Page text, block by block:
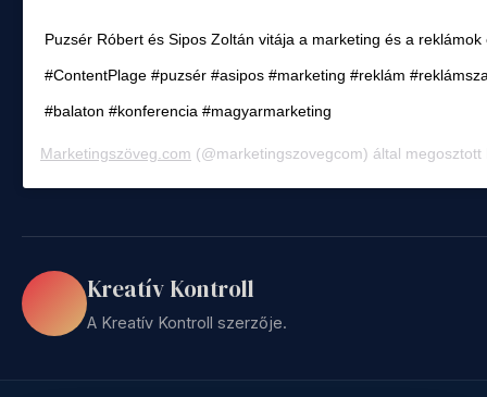
Puzsér Róbert és Sipos Zoltán vitája a marketing és a reklámok
#ContentPlage #puzsér #asipos #marketing #reklám
#balaton #konferencia #magyarmarketing
Marketingszöveg.com (@marketingszovegcom) által
Kreatív Kontroll
A Kreatív Kontroll szerzője.